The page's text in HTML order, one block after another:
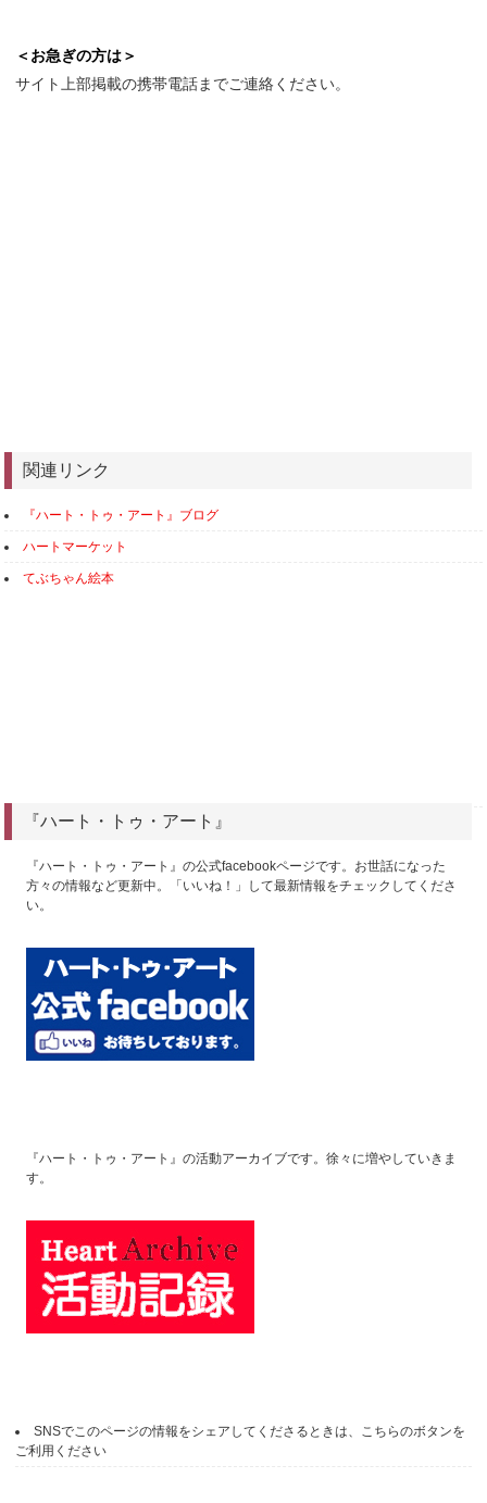
＜お急ぎの方は＞
サイト上部掲載の携帯電話までご連絡ください。
関連リンク
『ハート・トゥ・アート』ブログ
ハートマーケット
てぶちゃん絵本
『ハート・トゥ・アート』
『ハート・トゥ・アート』の公式facebookページです。お世話になった
方々の情報など更新中。「いいね！」して最新情報をチェックしてくださ
い。
『ハート・トゥ・アート』の活動アーカイブです。徐々に増やしていきま
す。
SNSでこのページの情報をシェアしてくださるときは、こちらのボタンを
ご利用ください